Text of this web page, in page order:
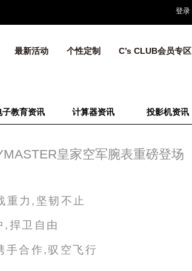
登录
最新活动 个性定制 C’s CLUB会员专区
子教育资讯 计算器资讯 投影机资讯
皇家空军腕表重磅登场
重力,坚韧不止
捍卫自由
合作,驭空飞行